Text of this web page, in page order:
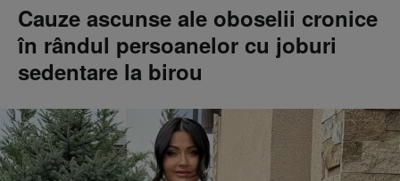
Cauze ascunse ale oboselii cronice
în rândul persoanelor cu joburi
sedentare la birou